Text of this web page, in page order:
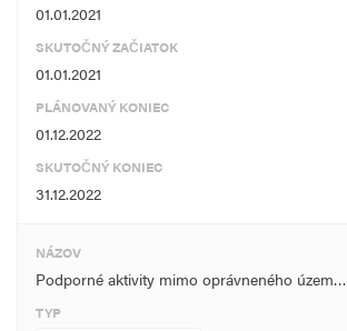
01.01.2021
SKUTOČNÝ ZAČIATOK
01.01.2021
PLÁNOVANÝ KONIEC
01.12.2022
SKUTOČNÝ KONIEC
31.12.2022
NÁZOV
Podporné aktivity mimo oprávneného územ…
TYP